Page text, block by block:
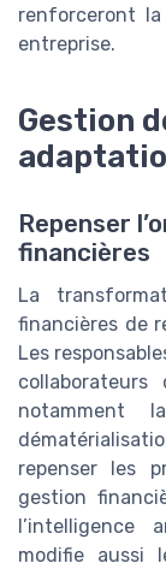
renforceront
entreprise.
Gestion
Repenser
financières
La
financières de
Les
collaborateurs
notamment
repenser les
gestion
modifie aussi